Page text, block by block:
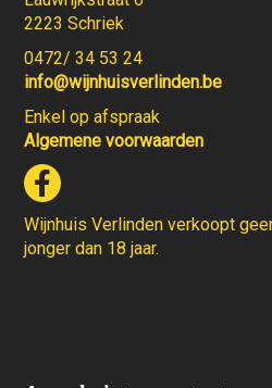
2223 Schriek
0472/ 34 53 24
info@wijnhuisverlinden.be
Enkel op afspraak
Algemene voorwaarden
Wijnhuis Verlinden verkoopt
jonger dan 18 jaar.